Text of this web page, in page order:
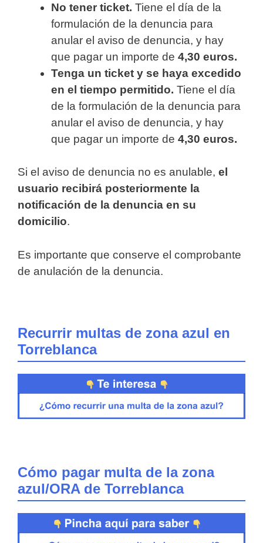
No tener ticket. Tiene el día de la
formulación de la denuncia para
anular el aviso de denuncia, y hay
que pagar un importe de 4,30 euros.
Tenga un ticket y se haya excedido
en el tiempo permitido. Tiene el día
de la formulación de la denuncia para
anular el aviso de denuncia, y hay
que pagar un importe de 4,30 euros.
Si el aviso de denuncia no es anulable, el
usuario recibirá posteriormente la
notificación de la denuncia en su
domicilio.
Es importante que conserve el comprobante
de anulación de la denuncia.
Recurrir multas de zona azul en
Torreblanca
Cómo pagar multa de la zona
azul/ORA de Torreblanca